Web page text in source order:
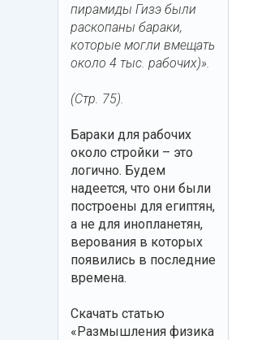
пирамиды Гизэ были
раскопаны бараки,
которые могли вмещать
около 4 тыс. рабочих)».
(Стр. 75).
Бараки для рабочих
около стройки – это
логично. Будем
надеется, что они были
построены для египтян,
а не для инопланетян,
верования в которых
появились в последние
времена.
Скачать статью
«Размышления физика